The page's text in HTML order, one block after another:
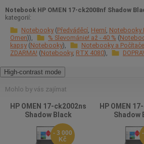
Notebook HP OMEN 17-ck2008nf Shadow
kategorií:
Notebooky Předváděcí Herní Notebooky
Omen
% Slevománie! až - 40 %
kapsy Notebooky
Notebooky a
ZDARMA! Notebooky RTX 4080
High-contrast mode
Mohlo by vás zajímat
HP OMEN 17-ck2002ns
Shadow Black
- 3 000
Kč
HP OMEN
Shadow